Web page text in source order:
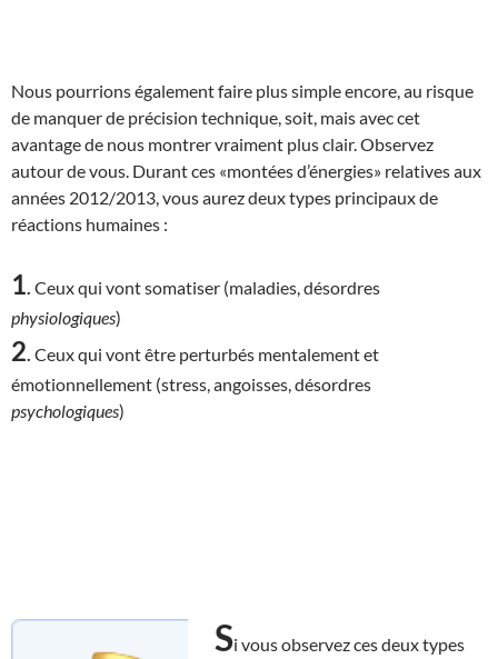
Nous pourrions également faire plus simple encore, au risque
de manquer de précision technique, soit, mais avec cet
avantage de nous montrer vraiment plus clair. Observez
autour de vous. Durant ces «montées d’énergies» relatives aux
années 2012/2013, vous aurez deux types principaux de
réactions humaines :
1 Ceux qui vont somatiser (maladies, désordres
physiologiques)
2 Ceux qui vont être perturbés mentalement et
émotionnellement (stress, angoisses, désordres
psychologiques)
Si vous observez ces deux types